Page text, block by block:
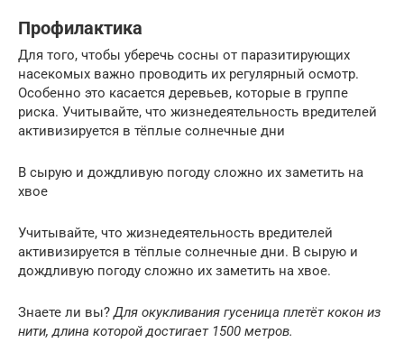
Профилактика
Для того, чтобы уберечь сосны от паразитирующих
насекомых важно проводить их регулярный осмотр.
Особенно это касается деревьев, которые в группе
риска. Учитывайте, что жизнедеятельность вредителей
активизируется в тёплые солнечные дни
В сырую и дождливую погоду сложно их заметить на
хвое
Учитывайте, что жизнедеятельность вредителей
активизируется в тёплые солнечные дни. В сырую и
дождливую погоду сложно их заметить на хвое.
Знаете ли вы?Для окукливания гусеница плетёт кокон из
нити, длина которой достигает 1500 метров.